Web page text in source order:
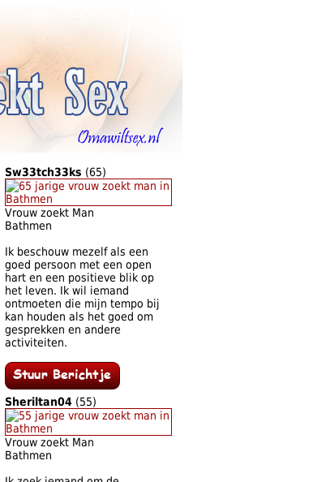
Sw33tch33ks (65)
Vrouw zoekt Man
Bathmen
Ik beschouw mezelf als een
goed persoon met een open
hart en een positieve blik op
het leven. Ik wil iemand
ontmoeten die mijn tempo bij
kan houden als het goed om
gesprekken en andere
activiteiten.
Sheriltan04 (55)
Vrouw zoekt Man
Bathmen